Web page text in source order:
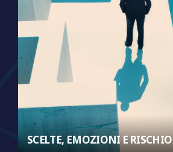
SCELTE, EMOZIONI E RISCHIO